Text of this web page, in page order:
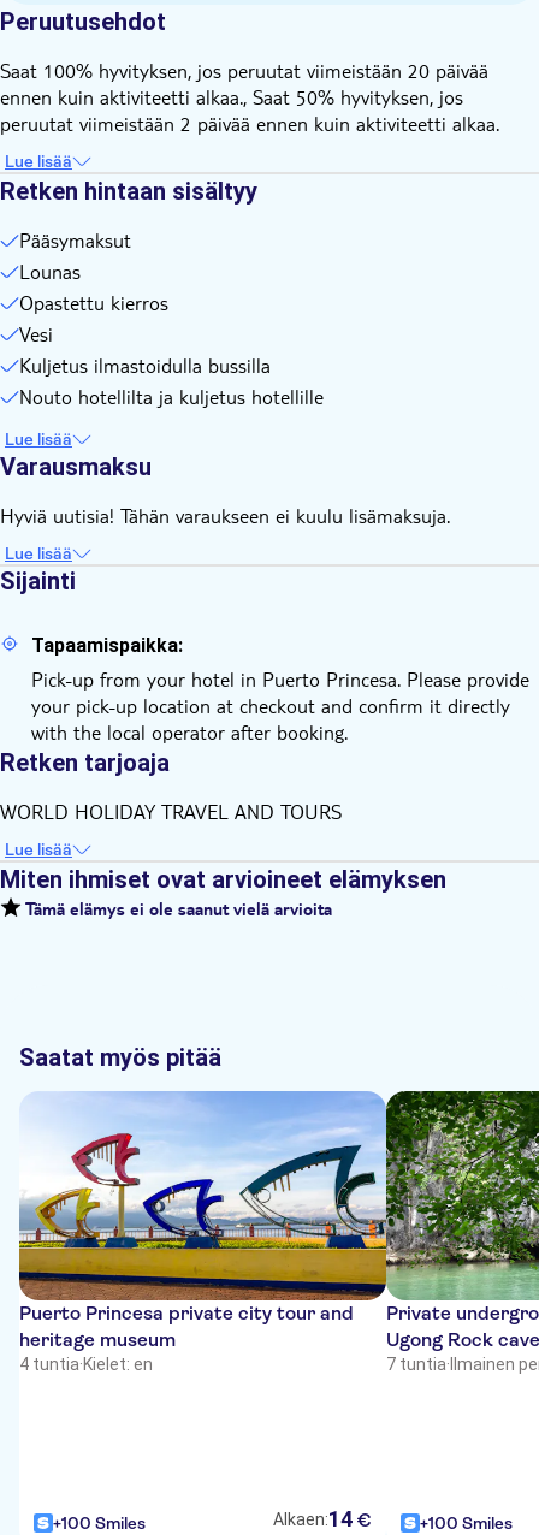
Peruutusehdot
Saat 100% hyvityksen, jos peruutat viimeistään 20 päivää
ennen kuin aktiviteetti alkaa., Saat 50% hyvityksen, jos
peruutat viimeistään 2 päivää ennen kuin aktiviteetti alkaa.
Lue lisää
Retken hintaan sisältyy
Pääsymaksut
Lounas
Opastettu kierros
Vesi
Kuljetus ilmastoidulla bussilla
Nouto hotellilta ja kuljetus hotellille
Lue lisää
Varausmaksu
Hyviä uutisia! Tähän varaukseen ei kuulu lisämaksuja.
Lue lisää
Sijainti
Tapaamispaikka:
Pick-up from your hotel in Puerto Princesa. Please provide
your pick-up location at checkout and confirm it directly
with the local operator after booking.
Retken tarjoaja
WORLD HOLIDAY TRAVEL AND TOURS
Lue lisää
Miten ihmiset ovat arvioineet elämyksen
Tämä elämys ei ole saanut vielä arvioita
Saatat myös pitää
Puerto Princesa private city tour and
heritage museum
4 tuntia·Kielet: en
+100 Smiles Alkaen:14 €
Private
Ugong Rock
7 tuntia· Ilmainen
+100 Smiles